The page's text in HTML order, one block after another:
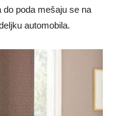
do poda mešaju se na
automobila.